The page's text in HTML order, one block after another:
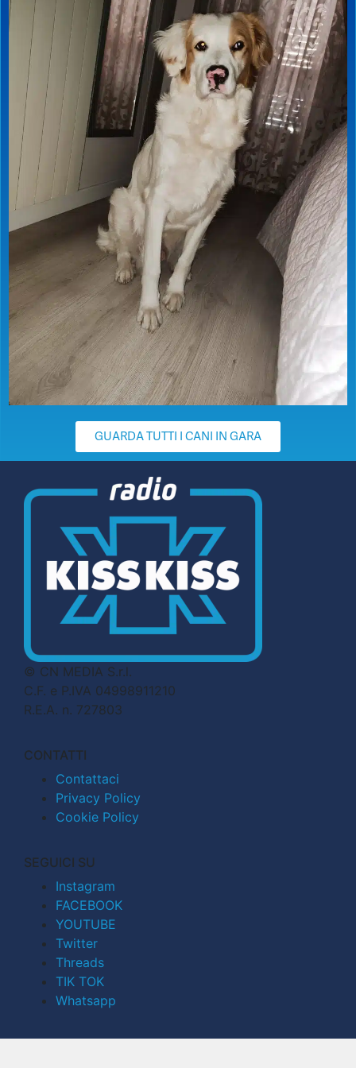
GUARDA TUTTI I CANI IN GARA
© CN MEDIA S.r.l.
C.F. e P.IVA 04998911210
R.E.A. n. 727803
CONTATTI
Contattaci
Privacy Policy
Cookie Policy
SEGUICI SU
Instagram
FACEBOOK
YOUTUBE
Twitter
Threads
TIK TOK
Whatsapp